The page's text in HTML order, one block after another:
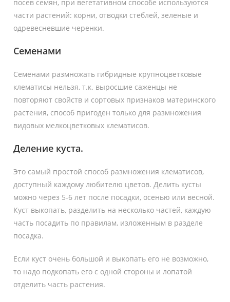
посев семян, при вегетативном способе используются
части растений: корни, отводки стеблей, зеленые и
одревесневшие черенки.
Семенами
Семенами размножать гибридные крупноцветковые
клематисы нельзя, т.к. выросшие саженцы не
повторяют свойств и сортовых признаков материнского
растения, способ пригоден только для размножения
видовых мелкоцветковых клематисов.
Деление куста.
Это самый простой способ размножения клематисов,
доступный каждому любителю цветов. Делить кусты
можно через 5-6 лет после посадки, осенью или весной.
Куст выкопать, разделить на несколько частей, каждую
часть посадить по правилам, изложенным в разделе
посадка.
Если куст очень большой и выкопать его не возможно,
то надо подкопать его с одной стороны и лопатой
отделить часть растения.